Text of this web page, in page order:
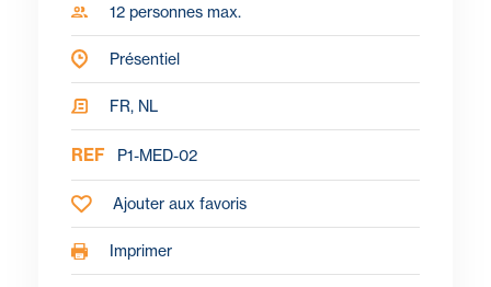
12 personnes max.
Présentiel
FR, NL
REF P1-MED-02
Ajouter aux favoris
Imprimer